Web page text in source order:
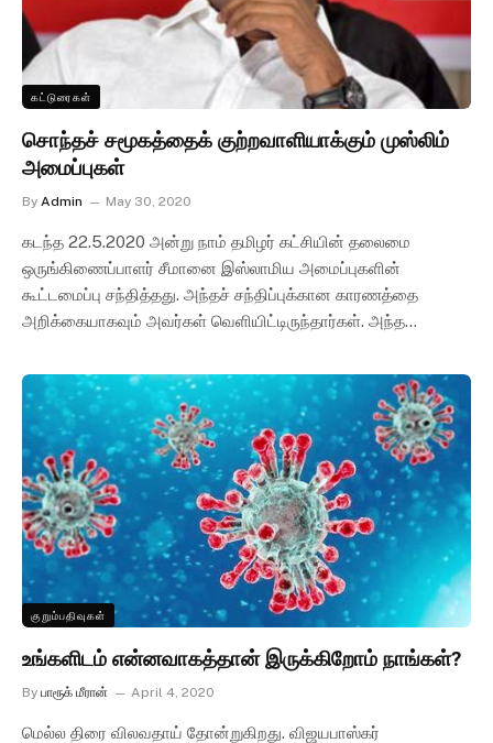
கட்டுரைகள்
சொந்தச் சமூகத்தைக் குற்றவாளியாக்கும் முஸ்லிம்
அமைப்புகள்
By Admin May 30, 2020
கடந்த 22.5.2020 அன்று நாம் தமிழர் கட்சியின் தலைமை
ஒருங்கிணைப்பாளர் சீமானை இஸ்லாமிய அமைப்புகளின்
கூட்டமைப்பு சந்தித்தது. அந்தச் சந்திப்புக்கான காரணத்தை
அறிக்கையாகவும் அவர்கள் வெளியிட்டிருந்தார்கள். அந்த…
குறும்பதிவுகள்
உங்களிடம் என்னவாகத்தான் இருக்கிறோம் நாங்கள்?
By பாரூக் மீரான் April 4, 2020
மெல்ல திரை விலவதாய் தோன்றுகிறது. விஜயபாஸ்கர்